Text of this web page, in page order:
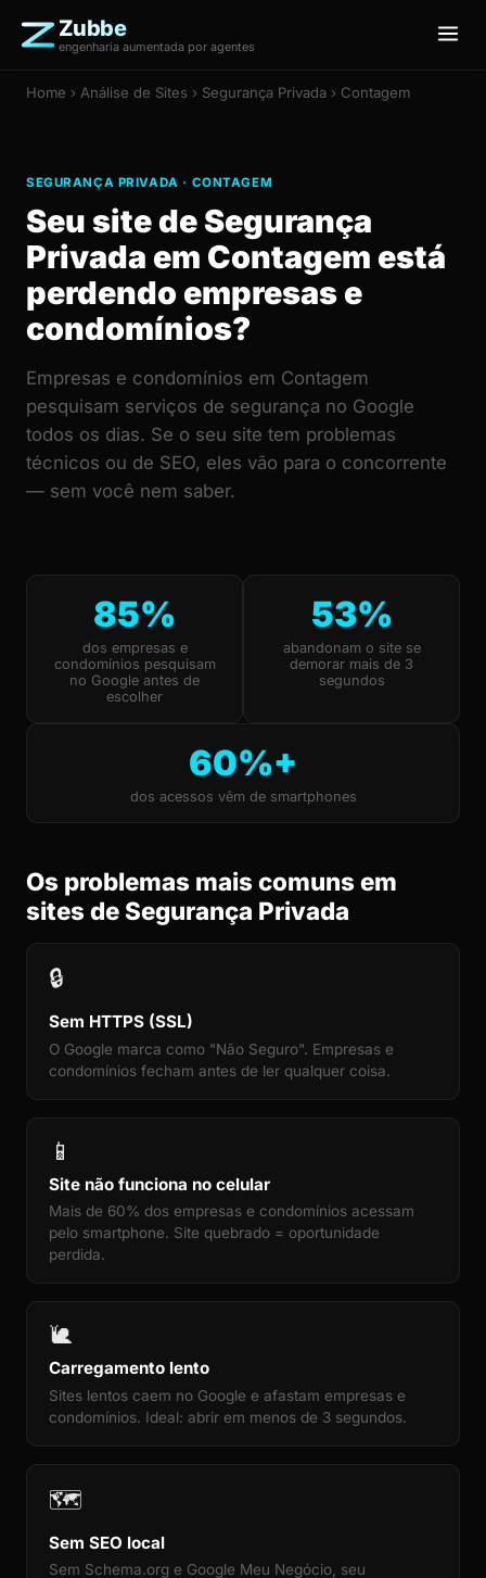
Zubbe
engenharia aumentada por agentes
Home › Análise de Sites › Segurança Privada › Contagem
SEGURANÇA PRIVADA · CONTAGEM
Seu site de Segurança
Privada em Contagem está
perdendo empresas e
condomínios?
Empresas e condomínios em Contagem
pesquisam serviços de segurança no Google
todos os dias. Se o seu site tem problemas
técnicos ou de SEO, eles vão para o concorrente
— sem você nem saber.
85%
dos empresas e
condomínios pesquisam
no Google antes de
escolher
53%
abandonam o site se
demorar mais de 3
segundos
60%+
dos acessos vêm de smartphones
Os problemas mais comuns em
sites de Segurança Privada
🔒
Sem HTTPS (SSL)
O Google marca como "Não Seguro". Empresas e
condomínios fecham antes de ler qualquer coisa.
📱
Site não funciona no celular
Mais de 60% dos empresas e condomínios acessam
pelo smartphone. Site quebrado = oportunidade
perdida.
🐌
Carregamento lento
Sites lentos caem no Google e afastam empresas e
condomínios. Ideal: abrir em menos de 3 segundos.
🗺️
Sem SEO local
Sem Schema.org e Google Meu Negócio, seu